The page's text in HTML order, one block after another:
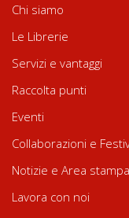
Chi siamo
Le Librerie
Servizi e vantaggi
Raccolta punti
Eventi
Collaborazioni e
Notizie e Area stampa
Lavora con noi